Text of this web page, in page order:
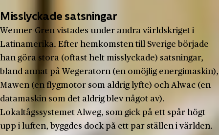
Misslyckade satsningar
Wenner-Gren vistades under andra världskriget i
Latinamerika. Efter hemkomsten till Sverige började
han göra stora (oftast helt misslyckade) satsningar,
bland annat på Wegeratorn (en omöjlig energimaskin),
Mawen (en flygmotor som aldrig lyfte) och Alwac (en
datamaskin som det aldrig blev något av).
Lokaltågssystemet Alweg, som gick på ett spår högt
upp i luften, byggdes dock på ett par ställen i världen.